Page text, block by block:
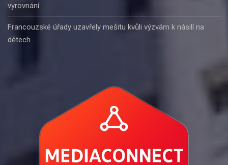
vyrovnání
Francouzské úřady uzavřely mešitu kvůli výzvám k násilí na
dětech